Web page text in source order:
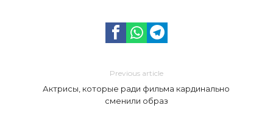
Previous article
Актрисы, которые ради фильма кардинально
сменили образ